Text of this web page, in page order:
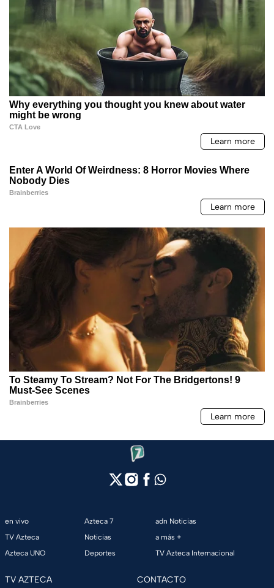
en vivo
TV Azteca
Azteca UNO
Azteca 7
Noticias
Deportes
adn Noticias
a más +
TV Azteca Internacional
TV AZTECA CONTACTO